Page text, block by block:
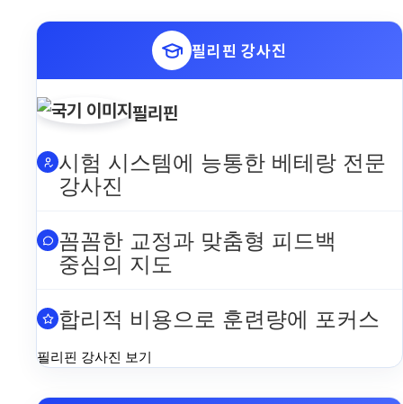
필리핀 강사진
필리핀
시험 시스템에 능통한 베테랑 전문
강사진
꼼꼼한 교정과 맞춤형 피드백
중심의 지도
합리적 비용으로 훈련량에 포커스
필리핀 강사진 보기